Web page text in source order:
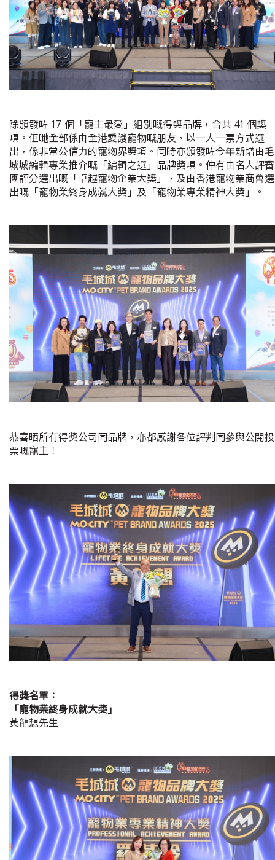
除頒發咗 17 個「寵主最愛」組別嘅得奬品牌，合共 41 個獎
項。佢哋全部係由全港愛護寵物嘅朋友，以一人一票方式選
出，係非常公信力的寵物界奬項。同時亦頒發咗今年新增由毛
城城編輯專業推介嘅「編輯之選」品牌獎項。仲有由名人評審
團評分選出嘅「卓越寵物企業大獎」，及由香港寵物業商會選
出嘅「寵物業終身成就大獎」及「寵物業專業精神大獎」。
恭喜晒所有得獎公司同品牌，亦都感謝各位評判同參與公開投
票嘅寵主！
得獎名單：
「寵物業終身成就大獎」
黃龍想先生